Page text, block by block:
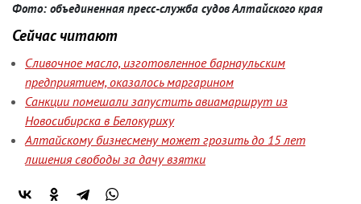
Фото: объединенная пресс-служба судов Алтайского края
Сейчас читают
Сливочное масло, изготовленное барнаульским
предприятием, оказалось маргарином
Санкции помешали запустить авиамаршрут из
Новосибирска в Белокуриху
Алтайскому бизнесмену может грозить до 15 лет
лишения свободы за дачу взятки